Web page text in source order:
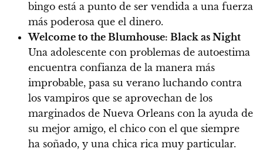
bingo está a punto de ser vendida a una fuerza
más poderosa que el dinero.
Welcome to the Blumhouse: Black as Night
Una adolescente con problemas de autoestima
encuentra confianza de la manera más
improbable, pasa su verano luchando contra
los vampiros que se aprovechan de los
marginados de Nueva Orleans con la ayuda de
su mejor amigo, el chico con el que siempre
ha soñado, y una chica rica muy particular.